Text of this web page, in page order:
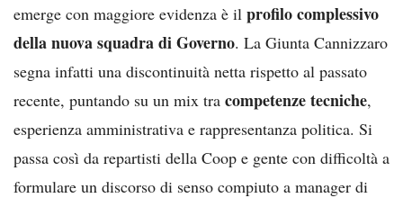
emerge con maggiore evidenza è il profilo complessivo
della nuova squadra di Governo. La Giunta Cannizzaro
segna infatti una discontinuità netta rispetto al passato
recente, puntando su un mix tra competenze tecniche,
esperienza amministrativa e rappresentanza politica. Si
passa così da repartisti della Coop e gente con difficoltà a
formulare un discorso di senso compiuto a manager di